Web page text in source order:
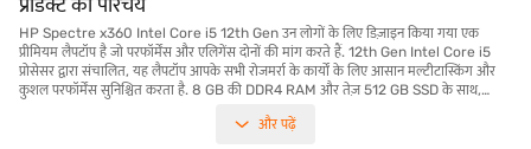
HP Spectre x360 Intel Core i5 12th Gen उन लोगों के लिए डिज़ाइन किया गया एक
प्रीमियम लैपटॉप है जो परफॉर्मेंस और एलिगेंस दोनों की मांग करते हैं. 12th Gen Intel Core i5
प्रोसेसर द्वारा संचालित, यह लैपटॉप आपके सभी रोजमर्रा के कार्यों के लिए आसान मल्टीटास्किंग और
कुशल परफॉर्मेंस सुनिश्चित करता है. 8 GB की DDR4 RAM और तेज़ 512 GB SSD के साथ,
inch डिस्प्ले, 3000 x 2000 रिज़ोल्यूशन के साथ, क्रिस्प और वाइब्रेंट विजुअल प्रदान करती है, जो
और पढ़ें